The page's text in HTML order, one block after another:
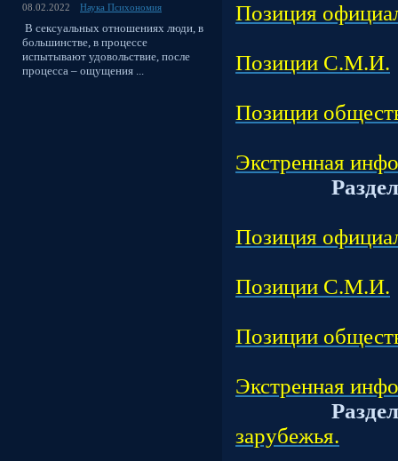
08.02.2022 Наука Психономия
В сексуальных отношениях люди, в
большинстве, в процессе
испытывают удовольствие, после
процесса – ощущения ...
Позиция
Позиции С.М.И.
Позиции
Экстренная
Раздел
Позиция
Позиции С.М.И.
Позиции
Экстренная
Раздел
зарубежья.